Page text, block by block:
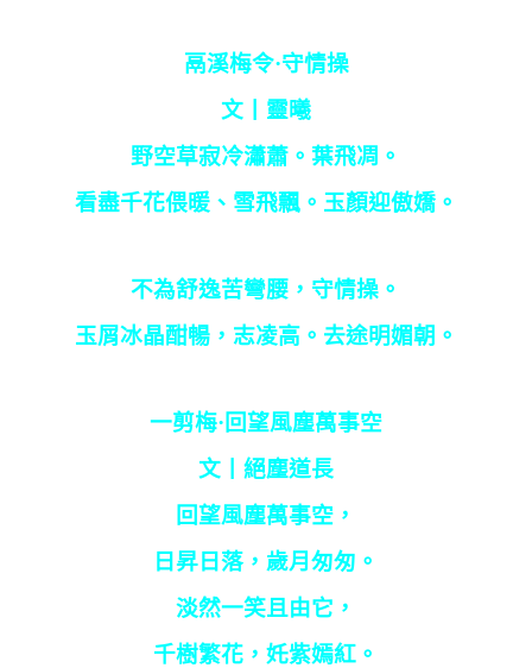
鬲溪梅令·守情操
文丨靈曦
野空草寂冷瀟蕭。葉飛凋。
看盡千花偎暖、雪飛飄。玉顏迎傲嬌。
不為舒逸苦彎腰，守情操。
玉屑冰晶酣暢，志凌高。去途明媚朝。
一剪梅·回望風塵萬事空
文丨絕塵道長
回望風塵萬事空，
日昇日落，歲月匆匆。
淡然一笑且由它，
千樹繁花，奼紫嫣紅。